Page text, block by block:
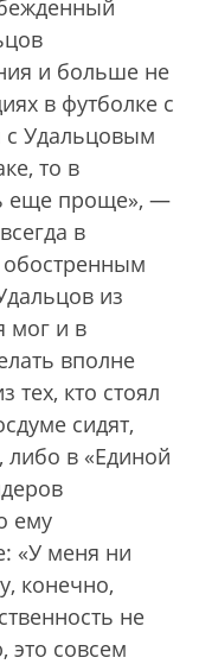
и больше не
в футболке с
с Удальцовым
то в
еще проще», —
в
из
мог и в
вполне
тех, кто стоял
сидят,
в «Единой
ему
«У меня ни
конечно,
не
это совсем